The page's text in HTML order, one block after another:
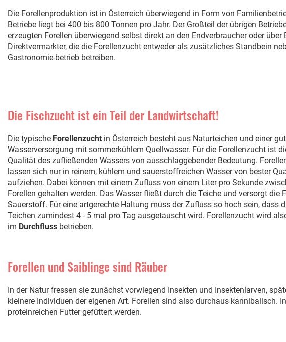
Die Forellenproduktion ist in Österreich überwiegend in Form von
Betriebe liegt bei 400 bis 800 Tonnen pro Jahr. Der Großteil der übrigen
erzeugten Forellen überwiegend selbst direkt an den Endverbraucher oder
Direktvermarkter, die die Forellenzucht entweder als zusätzliches Standbein
Gastronomie-betrieb betreiben.
Die Fischzucht ist ein Teil der Landwirtschaft!
Die typische Forellenzucht in Österreich besteht aus Naturteichen und einer
Wasserversorgung mit sommerkühlem Quellwasser. Für die Forellenzucht ist
Qualität des zufließenden Wassers von ausschlaggebender Bedeutung.
lassen sich nur in reinem, kühlem und sauerstoffreichen Wasser von bester
aufziehen. Dabei können mit einem Zufluss von einem Liter pro Sekunde
Forellen gehalten werden. Das Wasser fließt durch die Teiche und versorgt die
Sauerstoff. Für eine artgerechte Haltung muss der Zufluss so hoch sein, dass
Teichen zumindest 4 - 5 mal pro Tag ausgetauscht wird. Forellenzucht wird
im Durchfluss betrieben.
Forellen und Saiblinge sind Räuber
In der Natur fressen sie zunächst vorwiegend Insekten und Insektenlarven,
kleinere Individuen der eigenen Art. Forellen sind also durchaus kannibalisch.
proteinreichen Futter gefüttert werden.